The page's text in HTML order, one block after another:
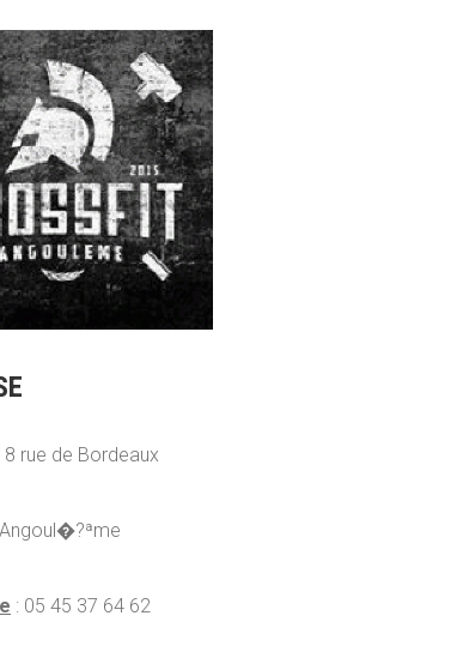
8 rue de Bordeaux
: 05 45 37 64 62